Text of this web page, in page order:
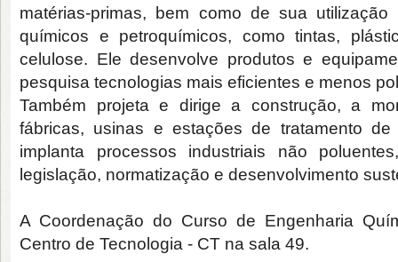
matérias-primas, bem como de sua
químicos e petroquímicos, como tintas,
celulose. Ele desenvolve produtos e
pesquisa tecnologias mais eficientes e menos
Também projeta e dirige a construção, a
fábricas, usinas e estações de tratamento
implanta processos industriais não
legislação, normatização e desenvolvimento
A Coordenação do Curso de Engenharia
Centro de Tecnologia - CT na sala 49.